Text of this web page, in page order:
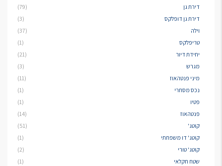
דירת גן
(79)
דירת גן דופלקס
(3)
וילה
(37)
טריפלקס
(1)
יחידת דיור
(21)
מגרש
(3)
מיני פנטהאוז
(11)
נכס מסחרי
(1)
פטיו
(1)
פנטהאוז
(14)
קוטג'
(51)
קוטג' דו משפחתי
(1)
קוטג' טורי
(2)
שטח חקלאי
(1)